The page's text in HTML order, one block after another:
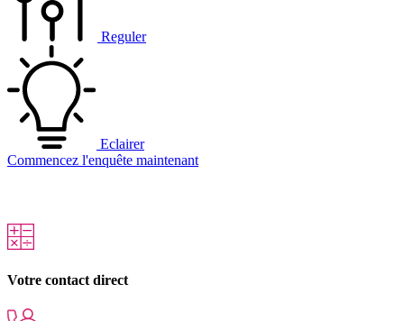
Reguler
Eclairer
Commencez l'enquête maintenant
Votre contact direct